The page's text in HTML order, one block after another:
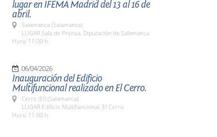
lugar en IFEMA Madrid del 13 al 16 de
abril.
Salamanca (Salamanca)
LUGAR Sala de Prensa. Diputación de Salamanca
Hora: 11:00 h.
06/04/2026
Inauguración del Edificio
Multifuncional realizado en El Cerro.
Cerro (El) (Salamanca)
LUGAR Edificio Multifuncional. El Cerro
Hora: 11:00 h.